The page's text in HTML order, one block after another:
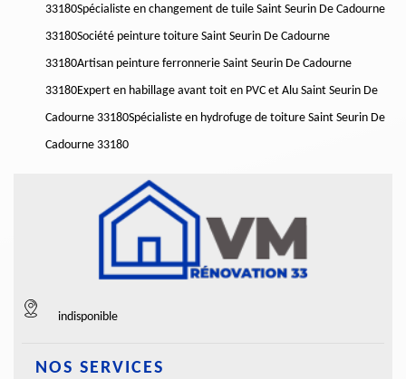
33180Spécialiste en changement de tuile Saint Seurin De Cadourne
33180Société peinture toiture Saint Seurin De Cadourne
33180Artisan peinture ferronnerie Saint Seurin De Cadourne
33180Expert en habillage avant toit en PVC et Alu Saint Seurin De
Cadourne 33180Spécialiste en hydrofuge de toiture Saint Seurin De
Cadourne 33180
indisponible
NOS SERVICES